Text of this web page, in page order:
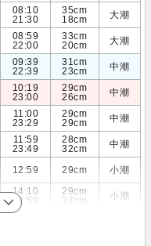
08:10
21:30
35cm
18cm
大潮
08:59
22:00
33cm
20cm
大潮
09:39
22:39
31cm
23cm
中潮
10:19
23:00
29cm
26cm
中潮
11:00
23:29
29cm
29cm
中潮
11:59
23:49
28cm
32cm
中潮
12:59 29cm 小潮
14:10
22:59
29cm
37cm
小潮